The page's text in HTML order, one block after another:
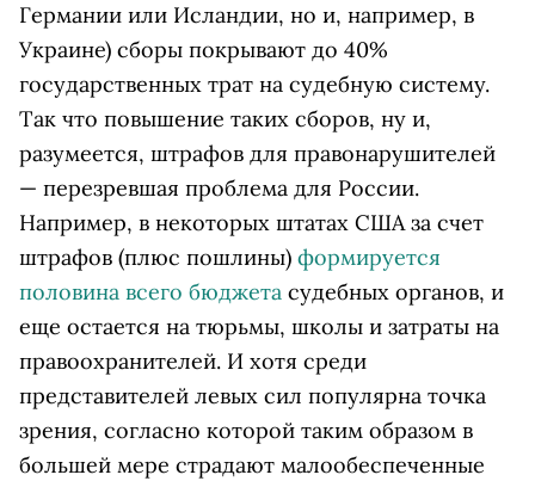
Германии или Исландии, но и, например, в
Украине) сборы покрывают до 40%
государственных трат на судебную систему.
Так что повышение таких сборов, ну и,
разумеется, штрафов для правонарушителей
— перезревшая проблема для России.
Например, в некоторых штатах США за счет
штрафов (плюс пошлины) формируется
половина всего бюджета судебных органов, и
еще остается на тюрьмы, школы и затраты на
правоохранителей. И хотя среди
представителей левых сил популярна точка
зрения, согласно которой таким образом в
большей мере страдают малообеспеченные